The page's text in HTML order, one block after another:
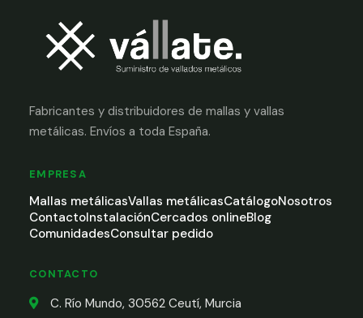
Fabricantes y distribuidores de mallas y vallas
metálicas. Envíos a toda España.
EMPRESA
Mallas metálicasVallas metálicasCatálogoNosotros
ContactoInstalaciónCercados onlineBlog
ComunidadesConsultar pedido
CONTACTO
C. Río Mundo, 30562 Ceutí, Murcia